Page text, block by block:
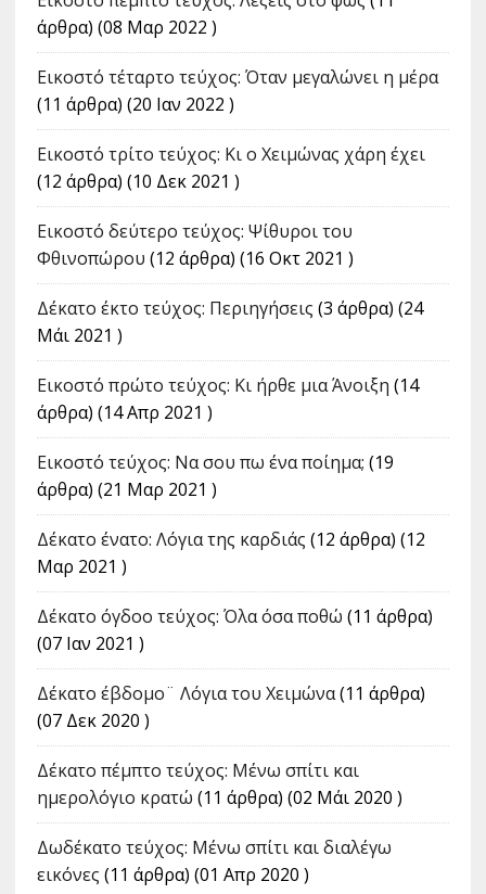
άρθρα) (08 Μαρ 2022 )
Εικοστό τέταρτο τεύχος: Όταν μεγαλώνει η μέρα
(11 άρθρα) (20 Ιαν 2022 )
Εικοστό τρίτο τεύχος: Κι ο Χειμώνας χάρη έχει
(12 άρθρα) (10 Δεκ 2021 )
Εικοστό δεύτερο τεύχος: Ψίθυροι του
Φθινοπώρου (12 άρθρα) (16 Οκτ 2021 )
Δέκατο έκτο τεύχος: Περιηγήσεις (3 άρθρα) (24
Μάι 2021 )
Εικοστό πρώτο τεύχος: Κι ήρθε μια Άνοιξη (14
άρθρα) (14 Απρ 2021 )
Εικοστό τεύχος: Να σου πω ένα ποίημα; (19
άρθρα) (21 Μαρ 2021 )
Δέκατο ένατο: Λόγια της καρδιάς (12 άρθρα) (12
Μαρ 2021 )
Δέκατο όγδοο τεύχος: Όλα όσα ποθώ (11 άρθρα)
(07 Ιαν 2021 )
Δέκατο έβδομο¨ Λόγια του Χειμώνα(11 άρθρα)
(07 Δεκ 2020 )
Δέκατο πέμπτο τεύχος: Μένω σπίτι και
ημερολόγιο κρατώ (11 άρθρα) (02 Μάι 2020 )
Δωδέκατο τεύχος: Μένω σπίτι και διαλέγω
εικόνες (11 άρθρα) (01 Απρ 2020 )